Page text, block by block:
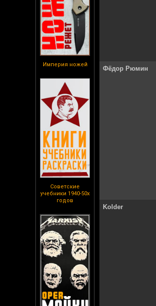
Империя ножей
Советские
учебники 1940-50х
годов
Фёдор Рюмин
Kolder